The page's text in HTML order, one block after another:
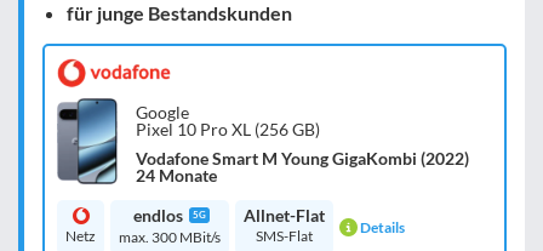
für junge Bestandskunden
Google
Pixel 10 Pro XL (256 GB)
Vodafone Smart M Young GigaKombi (2022)
24 Monate
Netz
endlos 5G
max. 300 MBit/s
Allnet-Flat
SMS-Flat Details